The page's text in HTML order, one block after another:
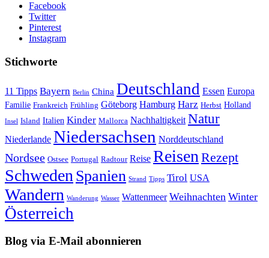
Facebook
Twitter
Pinterest
Instagram
Stichworte
11 Tipps Bayern Berlin China Deutschland Essen Europa
Familie Frankreich Frühling Göteborg Hamburg Harz Herbst Holland
Insel Island Italien Kinder Mallorca Nachhaltigkeit Natur
Niederlande Niedersachsen Norddeutschland
Nordsee Ostsee Portugal Radtour Reise Reisen Rezept
Schweden Spanien Strand Tipps Tirol USA
Wandern Wanderung Wasser Wattenmeer Weihnachten Winter
Österreich
Blog via E-Mail abonnieren